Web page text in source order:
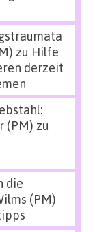
zu Hilfe
derzeit
(PM) zu
die
(PM)